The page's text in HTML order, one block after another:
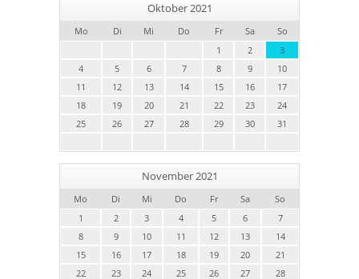
Oktober 2021
Mo Di Mi Do Fr Sa
So
1
2
3
4
5 6 7 8 9
10
11
12 13 14 15 16
17
18
19 20 21 22 23
24
25
26 27 28 29 30 31
November 2021
Mo Di Mi Do Fr Sa
So
1
2 3 4 5 6
7
8
9 10 11 12 13
14
15
16 17 18 19 20
21
22
23 24 25 26 27
28